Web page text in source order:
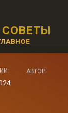
АВТОР: